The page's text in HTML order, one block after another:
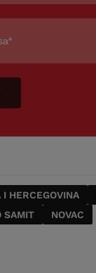
I HERCEGOVINA
SAMIT NOVAC